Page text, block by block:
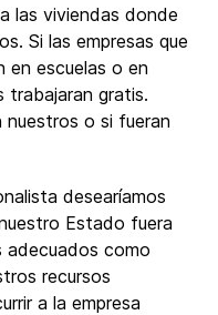
las viviendas donde
Si las empresas que
en escuelas o en
trabajaran gratis.
nuestros o si fueran
desearíamos
Estado fuera
adecuados como
recursos
a la empresa